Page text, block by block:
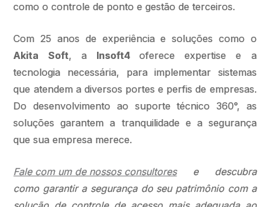
como o controle de ponto e gestão de terceiros.
Com 25 anos de experiência e soluções como o
Akita Soft, a Insoft4oferece expertise e a
tecnologia necessária, para implementar sistemas
que atendem a diversos portes e perfis de empresas.
Do desenvolvimento ao suporte técnico 360°, as
soluções garantem a tranquilidade e a segurança
que sua empresa merece.
Fale com um de nossos consultorese descubra
como garantir a segurança do seu patrimônio com a